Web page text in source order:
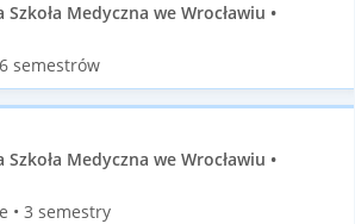
Medyczna we Wrocławiu •
semestrów
Medyczna we Wrocławiu •
• 3 semestry